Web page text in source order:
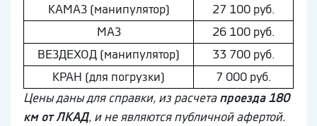
КAМAЗ (манипулятор)
27 100 руб.
МAЗ
26 100 руб.
ВEЗДEХОД (манипулятор)
33 700 руб.
КРАН (для погрузки)
7 000 руб.
Цены даны для справки, из расчетапроезда 180
км от ЛКАД, и не являются публичной афертой.